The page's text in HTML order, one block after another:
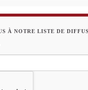
À NOTRE LISTE DE